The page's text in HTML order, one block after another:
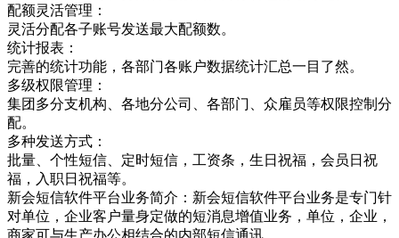
配额灵活管理：
灵活分配各子账号发送最大配额数。
统计报表：
完善的统计功能，各部门各账户数据统计汇总一目了然。
多级权限管理：
集团多分支机构、各地分公司、各部门、众雇员等权限控制分
配。
多种发送方式：
批量、个性短信、定时短信，工资条，生日祝福，会员日祝
福，入职日祝福等。
新会短信软件平台业务简介：新会短信软件平台业务是专门针
对单位，企业客户量身定做的短消息增值业务，单位，企业，
商家可与生产办公相结合的内部短信通讯，